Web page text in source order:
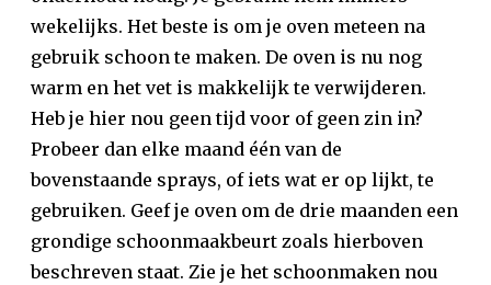
wekelijks. Het beste is om je oven meteen na
gebruik schoon te maken. De oven is nu nog
warm en het vet is makkelijk te verwijderen.
Heb je hier nou geen tijd voor of geen zin in?
Probeer dan elke maand één van de
bovenstaande sprays, of iets wat er op lijkt, te
gebruiken. Geef je oven om de drie maanden een
grondige schoonmaakbeurt zoals hierboven
beschreven staat. Zie je het schoonmaken nou